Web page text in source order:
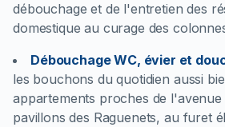
débouchage et de l'entretien des
domestique au curage des
Débouchage WC, évier et
les bouchons du quotidien aussi
appartements proches de l'avenue
pavillons des Raguenets, au furet